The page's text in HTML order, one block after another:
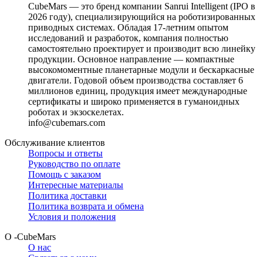
CubeMars — это бренд компании Sanrui Intelligent (IPO в
2026 году), специализирующийся на роботизированных
приводных системах. Обладая 17-летним опытом
исследований и разработок, компания полностью
самостоятельно проектирует и производит всю линейку
продукции. Основное направление — компактные
высокомоментные планетарные модули и бескаркасные
двигатели. Годовой объем производства составляет 6
миллионов единиц, продукция имеет международные
сертификаты и широко применяется в гуманоидных
роботах и экзоскелетах.
info@cubemars.com
Обслуживание клиентов
Вопросы и ответы
Руководство по оплате
Помощь с заказом
Интересные материалы
Политика доставки
Политика возврата и обмена
Условия и положения
О -CubeMars
О нас